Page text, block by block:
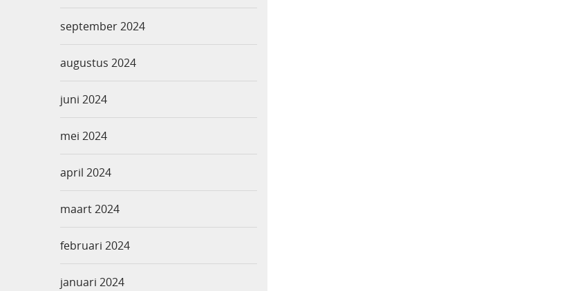
september 2024
augustus 2024
juni 2024
mei 2024
april 2024
maart 2024
februari 2024
januari 2024